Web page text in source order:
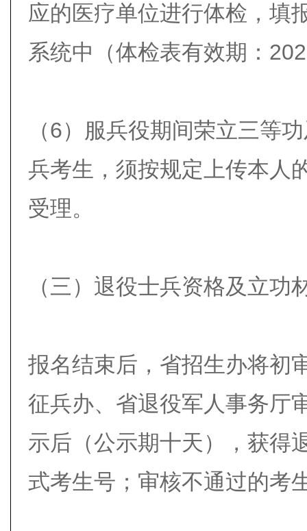
应的医疗单位进行体检，填
系统中（体检表有效期：
（6）服兵役期间荣立三等
兵考生，须按规定上传本人
受理。
（三）退役士兵资格及立功
报名结束后，省招生办将初
征兵办、省退役军人事务厅
示后（公示期十天），获得
式考生号；审核不通过的考